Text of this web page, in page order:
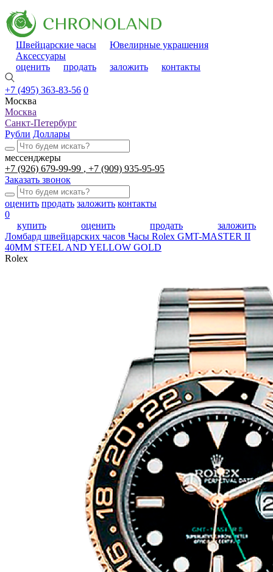
Швейцарские часы
Ювелирные украшения
Аксессуары
оценить
продать заложить контакты
+7 (495) 363-83-56 0
Москва
Москва
Санкт-Петербург
Рубли Доллары
мессенджеры
+7 (926) 679-99-99
+7 (909) 935-95-95
Заказать звонок
оценить продать заложить контакты
0
купить
оценить продать
заложить
Ломбард швейцарских часов Часы Rolex GMT-MASTER II
40MM STEEL AND YELLOW GOLD
Rolex